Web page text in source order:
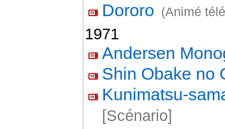
Dororo (Animé
1971
Andersen
Shin Obake no
Kunimatsu-
[Scénario]